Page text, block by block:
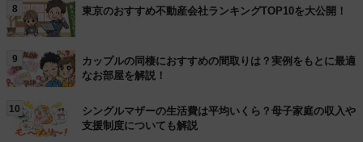
8 東京のおすすめ不動産会社ランキングTOP10を大公開！
9
カップルの同棲におすすめの間取りは？実例をもとに最適
なお部屋を解説！
10
シングルマザーの生活費は平均いくら？母子家庭の収入や
支援制度についても解説